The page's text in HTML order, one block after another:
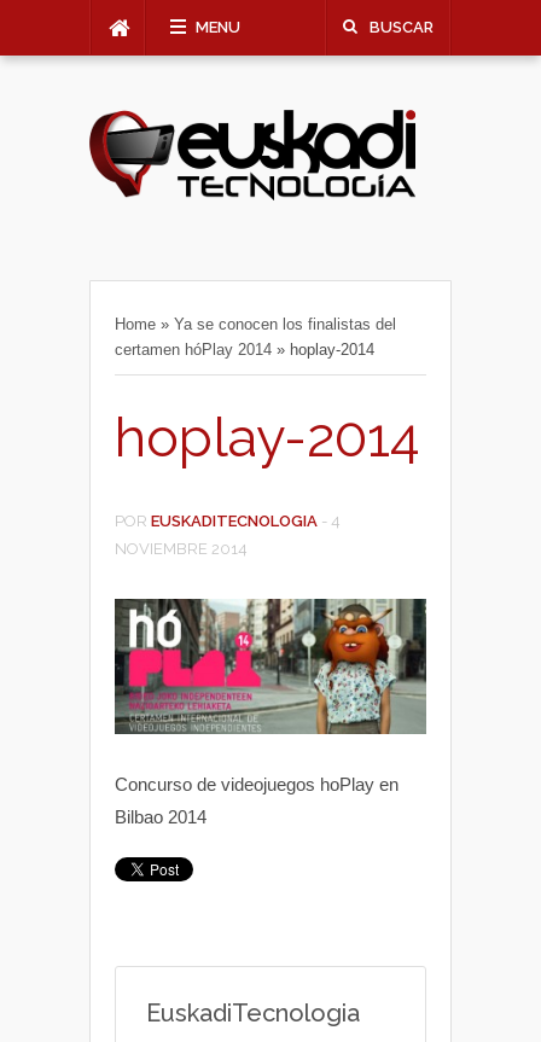
MENU BUSCAR
Home » Ya se conocen los finalistas del
certamen hóPlay 2014 » hoplay-2014
hoplay-2014
POR EUSKADITECNOLOGIA - 4
NOVIEMBRE 2014
Concurso de videojuegos hoPlay en
Bilbao 2014
EuskadiTecnologia